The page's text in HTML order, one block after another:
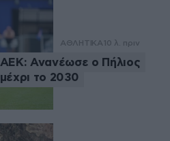
ΑΘΛΗΤΙΚΑ 10 λ. πριν
ΑΕΚ: Ανανέωσε ο Πήλιος
μέχρι το 2030